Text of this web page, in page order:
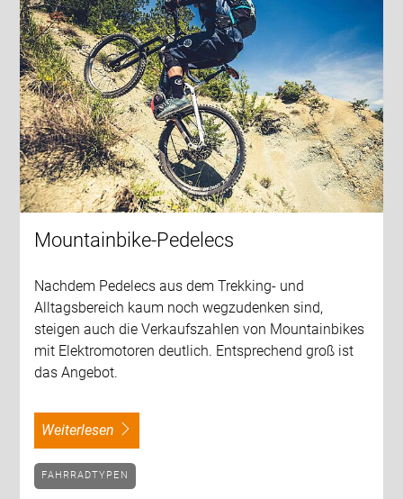
Mountainbike-Pedelecs
Nachdem Pedelecs aus dem Trekking- und
Alltagsbereich kaum noch wegzudenken sind,
steigen auch die Verkaufszahlen von Mountainbikes
mit Elektromotoren deutlich. Entsprechend groß ist
das Angebot.
weiterlesen
FAHRRADTYPEN